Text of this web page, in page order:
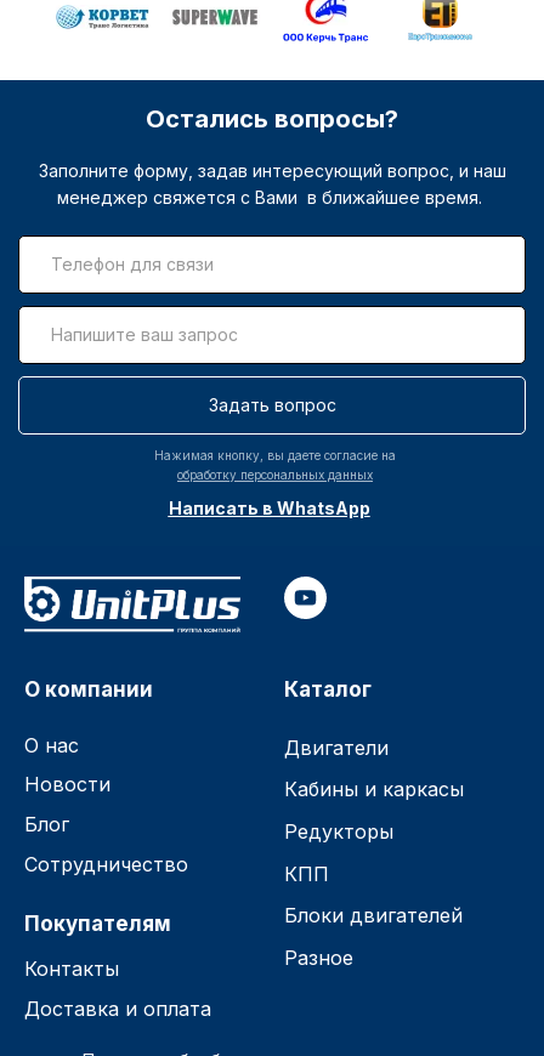
Остались вопросы?
Заполните форму, задав интересующий вопрос, и наш
менеджер свяжется с Вами в ближайшее время.
Задать вопрос
Нажимая кнопку, вы даете согласие на
обработку персональных данных
Написать в WhatsApp
О компании
О нас
Новости
Блог
Сотрудничество
Покупателям
Контакты
Доставка и оплата
Каталог
Двигатели
Кабины и каркасы
Редукторы
КПП
Блоки двигателей
Разное